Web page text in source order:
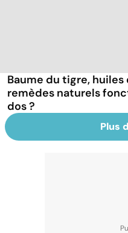
Baume du tigre, huiles
remèdes naturels
dos ?
Plus